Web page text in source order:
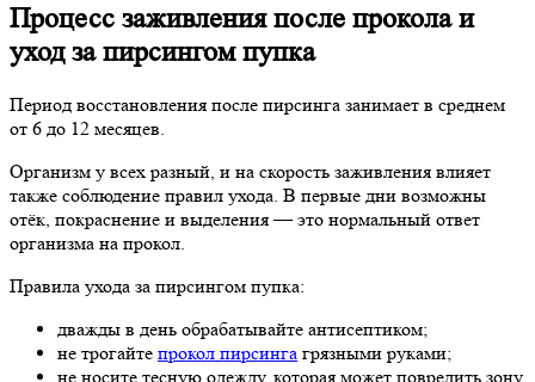
Процесс заживления после прокола и
уход за пирсингом пупка
Период восстановления после пирсинга занимает в среднем
от 6 до 12 месяцев.
Организм у всех разный, и на скорость заживления влияет
также соблюдение правил ухода. В первые дни возможны
отёк, покраснение и выделения — это нормальный ответ
организма на прокол.
Правила ухода за пирсингом пупка:
дважды в день обрабатывайте антисептиком;
не трогайте прокол пирсинга грязными руками;
не носите тесную одежду, которая может повредить зону